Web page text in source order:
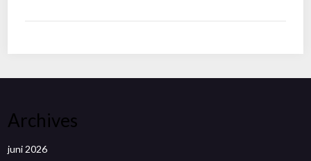
Archives
juni 2026